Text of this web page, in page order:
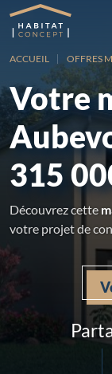
ACCUEIL OFFRES
Votre
315
Découvrez cette
votre projet de